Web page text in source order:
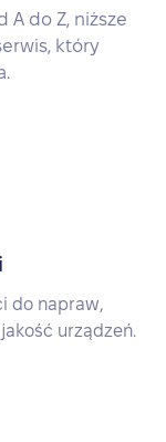
A do Z, niższe
który
do napraw,
urządzeń.